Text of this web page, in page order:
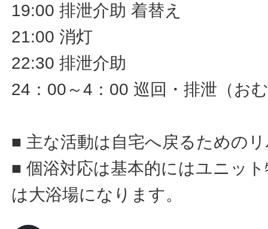
19:00 排泄介助 着替え
21:00 消灯
22:30 排泄介助
24：00～4：00 巡回・排泄（お
■ 主な活動は自宅へ戻るための
■ 個浴対応は基本的にはユニッ
は大浴場になります。